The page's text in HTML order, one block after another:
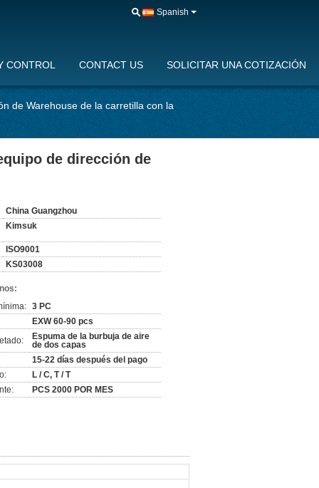
Spanish
CONTROL CONTACT US SOLICITAR UNA COTIZACIÓN
de Warehouse de la carretilla con la
de dirección de
China Guangzhou
Kimsuk
ISO9001
KS03008
3 PC
EXW 60-90 pcs
Espuma de la burbuja de aire
de dos capas
15-22 días después del pago
L / C, T / T
PCS 2000 POR MES